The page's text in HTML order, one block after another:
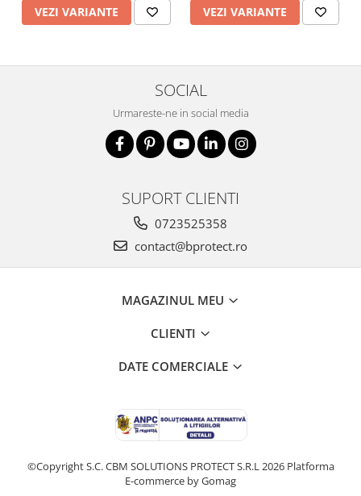
VEZI VARIANTE VEZI VARIANTE
SOCIAL
Urmareste-ne in social media
SUPORT CLIENTI
0723525358
contact@bprotect.ro
MAGAZINUL MEU
CLIENTI
DATE COMERCIALE
©Copyright S.C. CBM SOLUTIONS PROTECT S.R.L 2026 Platforma
E-commerce by Gomag